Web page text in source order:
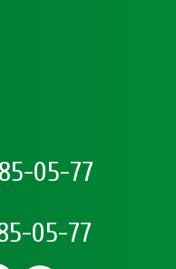
05-77
05-77